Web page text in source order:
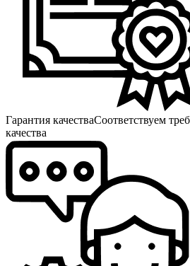
Гарантия качестваСоответствуем
качества